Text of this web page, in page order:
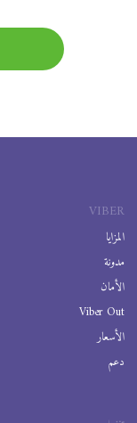
VIBER
المزايا
مدونة
الأمان
Viber Out
الأسعار
دعم